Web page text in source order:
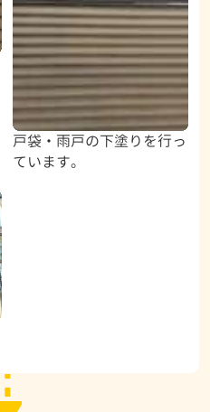
戸袋・雨戸の下塗りを行っ
ています。